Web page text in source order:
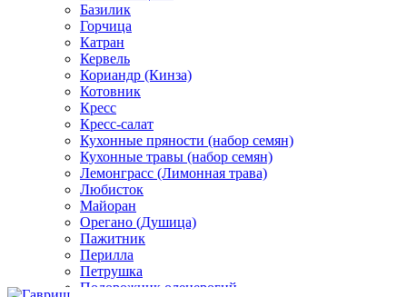
Базилик
Горчица
Катран
Кервель
Кориандр (Кинза)
Котовник
Кресс
Кресс-салат
Кухонные пряности (набор семян)
Кухонные травы (набор семян)
Лемонграсс (Лимонная трава)
Любисток
Майоран
Орегано (Душица)
Пажитник
Перилла
Петрушка
Подорожник оленерогий